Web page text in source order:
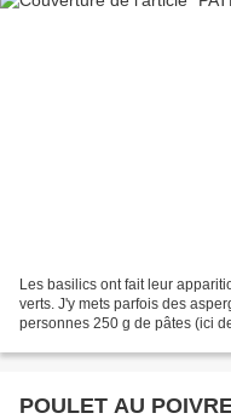
Les basilics ont fait leur
verts. J'y mets parfois des
personnes 250 g de pâtes (ici
POULET AU